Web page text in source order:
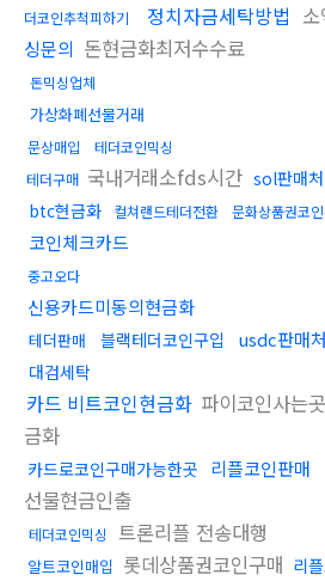
더코인추척피하기
정치자금세탁방법
싱문의 돈현금화최저수수료
돈믹싱업체
가상화폐선물거래
문상매입
테더코인믹싱
테더구매 국내거래소fds시간 sol판매처
btc현금화
컬쳐랜드테더전환 문화상품권코
코인체크카드
중고오다
신용카드미동의현금화
테더판매 블랙테더코인구입 usdc판매처
대검세탁
카드 비트코인현금화 파이코인사는곳
금화
카드로코인구매가능한곳 리플코인판매
선물현금인출
테더코인믹싱 트론리플 전송대행
알트코인매입 롯데상품권코인구매 리